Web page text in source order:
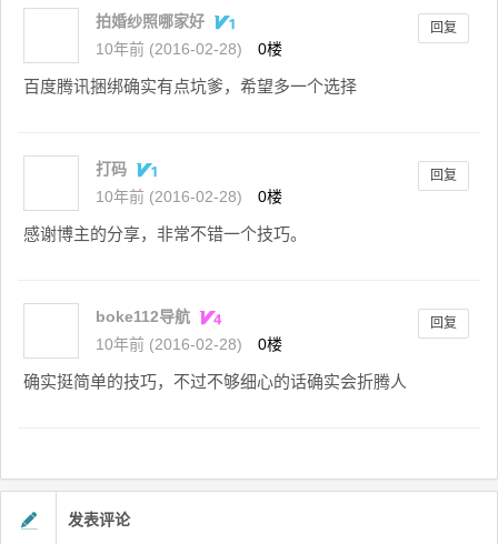
拍婚纱照哪家好
10年前 (2016-02-28)
0楼
回复
百度腾讯捆绑确实有点坑爹，希望多一个选择
打码
10年前 (2016-02-28)
0楼
回复
感谢博主的分享，非常不错一个技巧。
boke112导航
10年前 (2016-02-28)
0楼
回复
确实挺简单的技巧，不过不够细心的话确实会折腾人
发表评论